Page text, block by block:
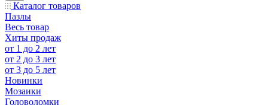
Каталог товаров
Пазлы
Весь товар
Хиты продаж
от 1 до 2 лет
от 2 до 3 лет
от 3 до 5 лет
Новинки
Мозаики
Головоломки